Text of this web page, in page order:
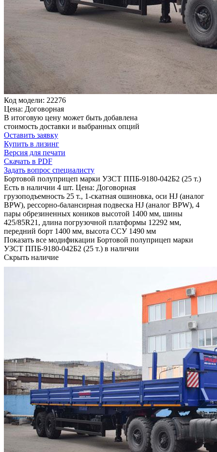
Код модели: 22276
Цена: Договорная
В итоговую цену может быть добавлена
стоимость доставки и выбранных опций
Оставить заявку
Купить в лизинг
Версия для печати
Скачать в PDF
Задать вопрос специалисту
Бортовой полуприцеп марки УЗСТ ППБ-9180-042Б2 (25 т.)
Есть в наличии 4 шт. Цена: Договорная
грузоподъемность 25 т., 1-скатная ошиновка, оси HJ (аналог
BPW), рессорно-балансирная подвеска HJ (аналог BPW), 4
пары обрезиненных коников высотой 1400 мм, шины
425/85R21, длина погрузочной платформы 12292 мм,
передний борт 1400 мм, высота ССУ 1490 мм
Показать все модификации Бортовой полуприцеп марки
УЗСТ ППБ-9180-042Б2 (25 т.) в наличии
Скрыть наличие